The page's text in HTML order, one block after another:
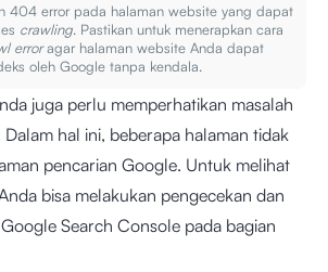
404 error pada halaman website yang dapat
crawling. Pastikan untuk menerapkan cara
erroragar halaman website Anda dapat
oleh Google tanpa kendala.
juga perlu memperhatikan masalah
Dalam hal ini, beberapa halaman tidak
pencarian Google. Untuk melihat
bisa melakukan pengecekan dan
Search Console pada bagian